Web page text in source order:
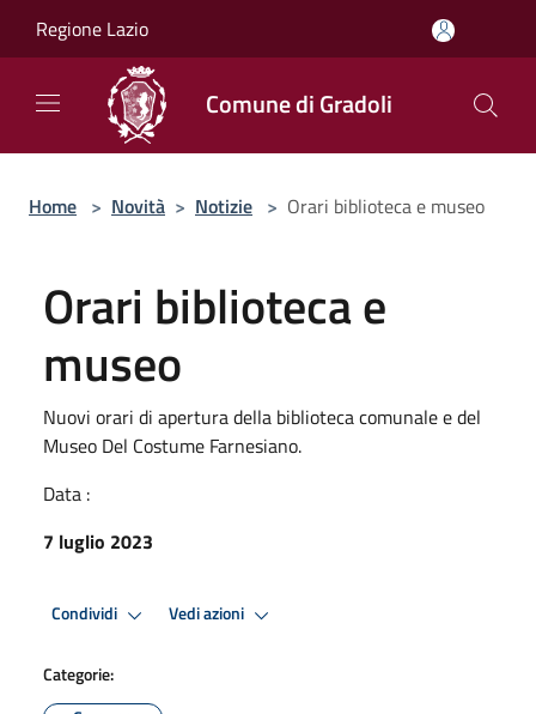
Regione Lazio
Comune di Gradoli
Home > Novità > Notizie > Orari biblioteca e museo
Orari biblioteca e
museo
Nuovi orari di apertura della biblioteca comunale e del
Museo Del Costume Farnesiano.
Data :
7 luglio 2023
Condividi Vedi azioni
Categorie: